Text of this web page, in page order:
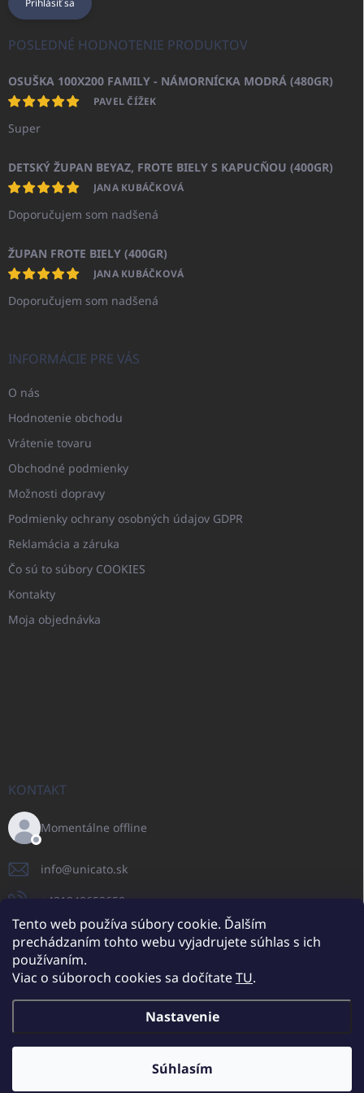
Tento web používa súbory cookie. Ďalším
prechádzaním tohto webu vyjadrujete súhlas s ich
používaním.
Viac o súboroch cookies sa dočítateTU.
Nastavenie
Súhlasím
Prihlásiť sa
POSLEDNÉ HODNOTENIE PRODUKTOV
OSUŠKA 100X200 FAMILY - NÁMORNÍCKA MODRÁ (480GR)
PAVEL ČÍŽEK
Super
DETSKÝ ŽUPAN BEYAZ, FROTE BIELY S KAPUCŇOU (400GR)
JANA KUBÁČKOVÁ
Doporučujem som nadšená
ŽUPAN FROTE BIELY (400GR)
JANA KUBÁČKOVÁ
Doporučujem som nadšená
INFORMÁCIE PRE VÁS
O nás
Hodnotenie obchodu
Vrátenie tovaru
Obchodné podmienky
Možnosti dopravy
Podmienky ochrany osobných údajov GDPR
Reklamácia a záruka
Čo sú to súbory COOKIES
Kontakty
Moja objednávka
KONTAKT
Momentálne offline
info@unicato.sk
+421940652650
UNICATO.sk
UNICATOshop.pl UNICATOshop.de
Copyright 2026UNICATO.sk. Všetky práva vyhradené.Upraviť nastavenie
cookies
Dodatočné zľavy pre VO odberateľov (pri minimálnej objednávke 400